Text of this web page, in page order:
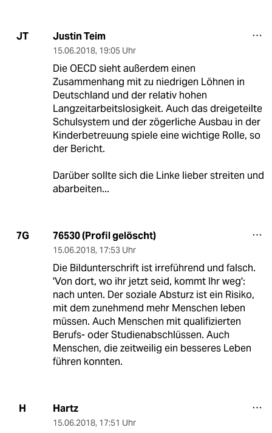
JT Justin Teim
15.06.2018, 19:05 Uhr
Die OECD sieht außerdem einen
Zusammenhang mit zu niedrigen Löhnen in
Deutschland und der relativ hohen
Langzeitarbeitslosigkeit. Auch das dreigeteilte
Schulsystem und der zögerliche Ausbau in der
Kinderbetreuung spiele eine wichtige Rolle, so
der Bericht.
Darüber sollte sich die Linke lieber streiten und
abarbeiten...
7G 76530 (Profil gelöscht)
15.06.2018, 17:53 Uhr
Die Bildunterschrift ist irreführend und falsch.
'Von dort, wo ihr jetzt seid, kommt Ihr weg':
nach unten. Der soziale Absturz ist ein Risiko,
mit dem zunehmend mehr Menschen leben
müssen. Auch Menschen mit qualifizierten
Berufs- oder Studienabschlüssen. Auch
Menschen, die zeitweilig ein besseres Leben
führen konnten.
H Hartz
15.06.2018, 17:51 Uhr